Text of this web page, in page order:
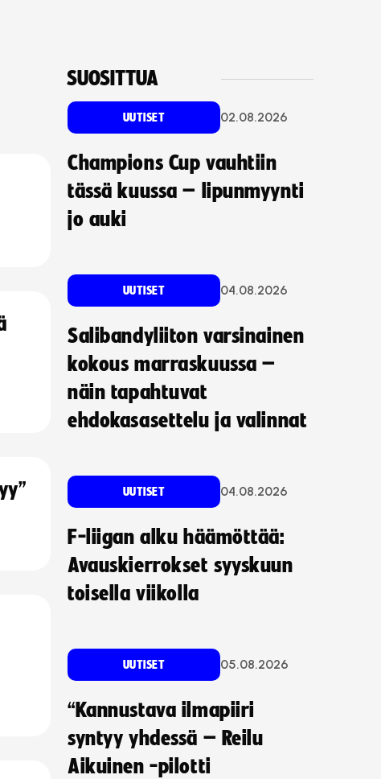
SUOSITTUA
UUTISET 02.08.2026
Champions Cup vauhtiin
tässä kuussa – lipunmyynti
jo auki
UUTISET 04.08.2026
Salibandyliiton varsinainen
kokous marraskuussa –
näin tapahtuvat
ehdokasasettelu ja valinnat
UUTISET 04.08.2026
F-liigan alku häämöttää:
Avauskierrokset syyskuun
toisella viikolla
UUTISET 05.08.2026
“Kannustava ilmapiiri
syntyy yhdessä – Reilu
Aikuinen -pilotti